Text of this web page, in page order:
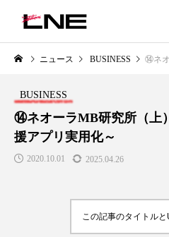
グローバルビューティ＆ヘルスケアビジネス
LIFESTYLE
ニュース BUSINESS ⑭ネオーラ
BUSINESS
⑭ネオーラMB研究所（上
援アプリ実用化～
2020.10.01 2025.04.26
この記事のタイトル